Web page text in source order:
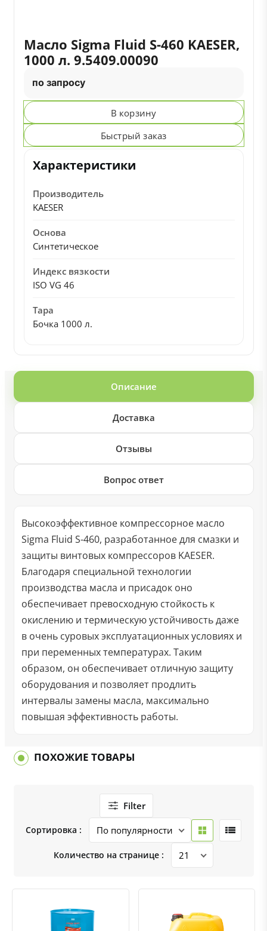
Масло Sigma Fluid S-460 KAESER,
1000 л. 9.5409.00090
по запросу
В корзину
Быстрый заказ
Характеристики
Производитель
KAESER
Основа
Синтетическое
Индекс вязкости
ISO VG 46
Тара
Бочка 1000 л.
Описание
Доставка
Отзывы
Вопрос ответ
Высокоэффективное компрессорное масло
Sigma Fluid S-460, разработанное для смазки и
защиты винтовых компрессоров KAESER.
Благодаря специальной технологии
производства масла и присадок оно
обеспечивает превосходную стойкость к
окислению и термическую устойчивость даже
в очень суровых эксплуатационных условиях и
при переменных температурах. Таким
образом, он обеспечивает отличную защиту
оборудования и позволяет продлить
интервалы замены масла, максимально
повышая эффективность работы.
ПОХОЖИЕ ТОВАРЫ
Filter
Сортировка :
Количество на странице :